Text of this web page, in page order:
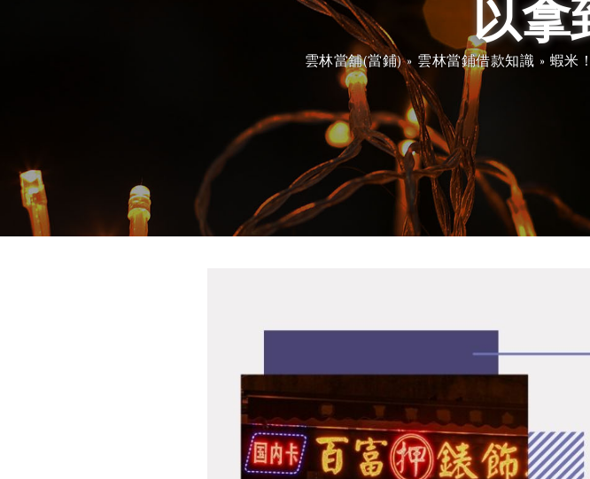
以拿
雲林當舖(當鋪) » 雲林當鋪借款知識 » 蝦米